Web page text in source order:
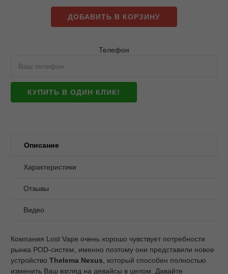
ДОБАВИТЬ В КОРЗИНУ
Телефон
КУПИТЬ В ОДИН КЛИК!
Описание
Характеристики
Отзывы
Видео
Компания Lost Vape очень хорошо чувствует потребности
рынка POD-систем, именно поэтому они представили новое
устройство Thelema Nexus , который способен полностью
изменить Ваш взгляд на девайсы в целом. Давайте